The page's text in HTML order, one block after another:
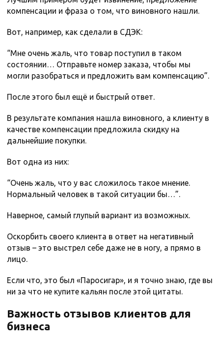
компенсации и фраза о том, что виновного нашли.
Вот, например, как сделали в СДЭК:
“Мне очень жаль, что товар поступил в таком
состоянии… Отправьте номер заказа, чтобы мы
могли разобраться и предложить вам компенсацию”.
После этого был ещё и быстрый ответ.
В результате компания нашла виновного, а клиенту в
качестве компенсации предложила скидку на
дальнейшие покупки.
Вот одна из них:
“Очень жаль, что у вас сложилось такое мнение.
Нормальный человек в такой ситуации бы…”.
Наверное, самый глупый вариант из возможных.
Оскорбить своего клиента в ответ на негативный
отзыв – это выстрел себе даже не в ногу, а прямо в
лицо.
Если что, это был «Паросигар», и я точно знаю, где вы
ни за что не купите кальян после этой цитаты.
Важность отзывов клиентов для
бизнеса